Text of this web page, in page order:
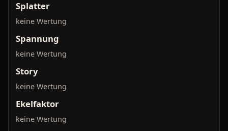
Splatter
keine Wertung
Spannung
keine Wertung
Story
keine Wertung
Ekelfaktor
keine Wertung